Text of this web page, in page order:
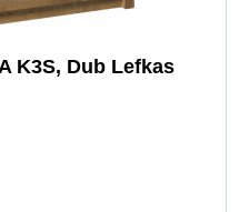
K3S, Dub Lefkas